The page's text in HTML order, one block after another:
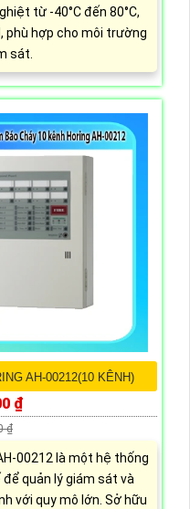
từ -40°C đến 80°C,
phù hợp cho môi trường
sát.
AH-00212(10 KÊNH)
₫
₫
00212 là một hệ thống
quản lý giám sát và
với quy mô lớn. Sở hữu